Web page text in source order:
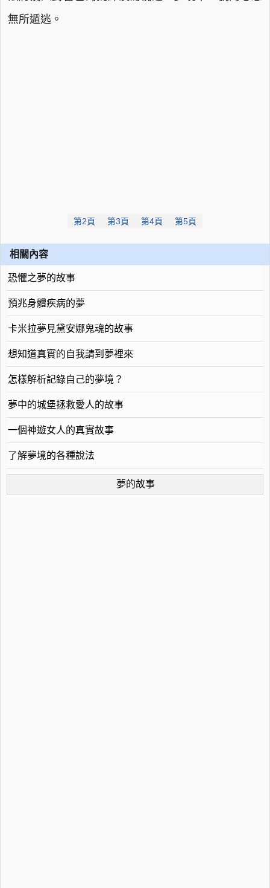
無所遁逃。
第2頁 第3頁 第4頁 第5頁
相關內容
恐懼之夢的故事
預兆身體疾病的夢
卡米拉夢見黛安娜鬼魂的故事
想知道真實的自我請到夢裡來
怎樣解析記錄自己的夢境？
夢中的城堡拯救愛人的故事
一個神遊女人的真實故事
了解夢境的各種說法
夢的故事